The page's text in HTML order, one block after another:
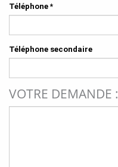
Téléphone *
Téléphone secondaire
VOTRE DEMANDE :